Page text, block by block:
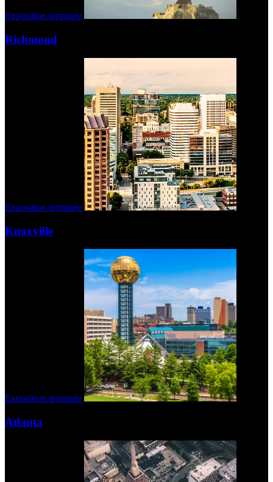
Exposition terminée
Richmond
Exposition terminée
Knoxville
Exposition terminée
Atlanta